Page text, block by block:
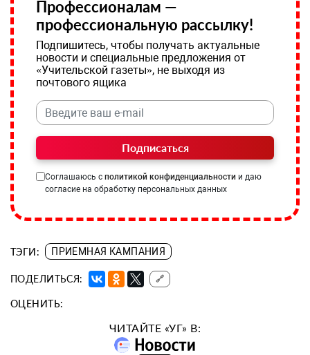
Профессионалам —
профессиональную рассылку!
Подпишитесь, чтобы получать актуальные
новости и специальные предложения от
«Учительской газеты», не выходя из
почтового ящика
Подписаться
Соглашаюсь с политикой конфиденциальности и даю
согласие на обработку персональных данных
ТЭГИ: ПРИЕМНАЯ КАМПАНИЯ
ПОДЕЛИТЬСЯ: 🔗
ОЦЕНИТЬ:
ЧИТАЙТЕ «УГ» В: